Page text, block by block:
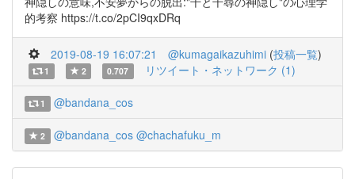
的考察 https://t.co/2pCI9qxDRq
2019-08-19 16:07:21 @kumagaikazuhimi (投稿一覧)
1 2 0.707 リツイート・ネットワーク (1)
1 @bandana_cos
2 @bandana_cos @chachafuku_m